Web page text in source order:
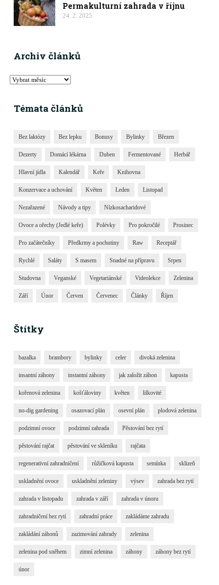
Permakulturní zahrada v říjnu
24. 2. 2025
Archiv článků
Témata článků
Bez laktózy Bez lepku Bonusy Bylinky Březen
Dezerty Domácí lékárna Duben Fermentované Herbář
Hlavní jídla Kalendář Keře Knihovna
Konzervace a uchování Květen Leden Listopad
Nezařazené Návody a tipy Nízkosacharidové
Ovoce a ořechy (Jedlé keře) Polévky Pro pokročilé Prosinec
Pro začátečníky Předkrmy a pochutiny Raw Receptář
Rychlé Saláty S masem Snadné na přípravu Srpen
Studovna Veganské Vegetariánské Videolekce Zelenina
Září Únor Červen Červenec Články Říjen
Štítky
bazalka brambory bylinky celer divoká zelenina
insantní záhony instantní záhony jak založit záhon kapusta
kořenová zelenina košťáloviny květen lilkovité
no-dig gardening osazovací plán osevní plán plodová zelenina
podzimní ovoce podzimní zahrada Pěstování bez rytí
pěstování rajčat pěstování ve skleníku rajčata
regenerativní zahradničení růžičková kapusta semínka sklizeň
uskladnění ovoce uskladnění zeleniny výsev zahrada bez rytí
zahrada v listopadu zahrada v září zahrada v únoru
zahradničení bez rytí zahradní práce zakládáme zahradu
zakládání záhonů zazimování zahrady zelenina
zelenina pod sněhem zimní zelenina záhony záhony bez rytí
únor